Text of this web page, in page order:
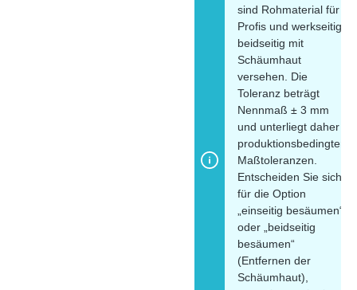
sind Rohmaterial für
Profis und werkseitig
beidseitig mit
Schäumhaut
versehen. Die
Toleranz beträgt
Nennmaß ± 3 mm
und unterliegt daher
produktionsbedingten
Maßtoleranzen.
Entscheiden Sie sich
für die Option
„einseitig besäumen“
oder „beidseitig
besäumen“
(Entfernen der
Schäumhaut),